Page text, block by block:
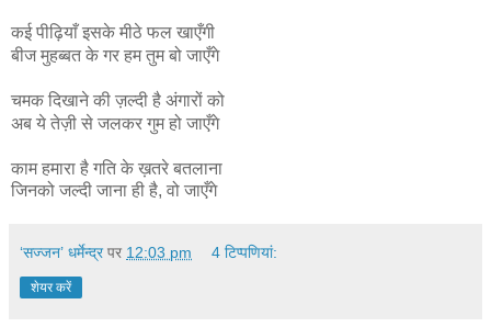
कई पीढ़ियाँ इसके मीठे फल खाएँगी
बीज मुहब्बत के गर हम तुम बो जाएँगे
चमक दिखाने की ज़ल्दी है अंगारों को
अब ये तेज़ी से जलकर गुम हो जाएँगे
काम हमारा है गति के ख़तरे बतलाना
जिनको जल्दी जाना ही है, वो जाएँगे
‘सज्जन’ धर्मेन्द्र पर 12:03 pm 4 टिप्‍पणियां:
शेयर करें